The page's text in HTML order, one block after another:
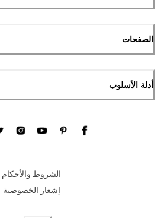
الصفحات
أدلة الأسلوب
الشروط والأحكام
إشعار الخصوصية